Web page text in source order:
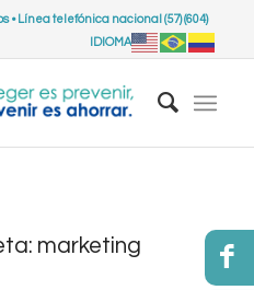
• Línea telefónica nacional (57) (604)
IDIOMA
marketing